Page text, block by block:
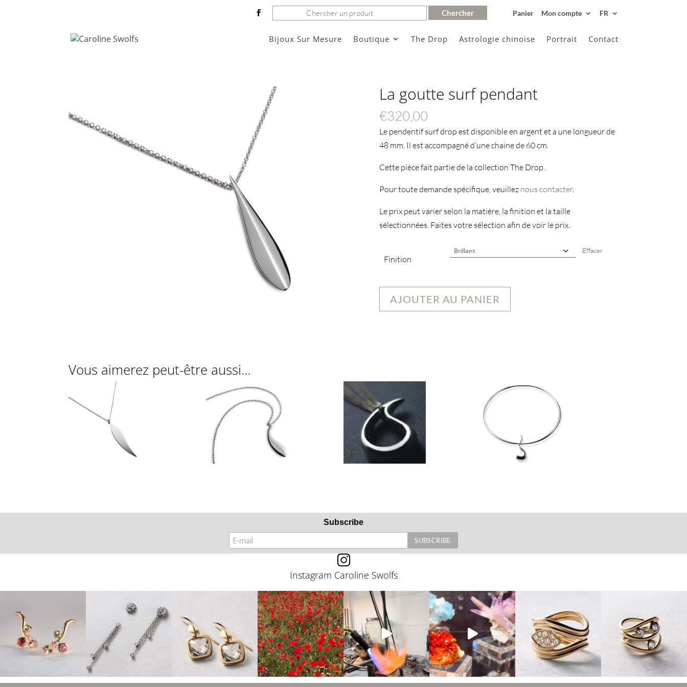
Rechercher:
Panier Mon compte FR
Bijoux Sur Mesure Boutique The Drop Astrologie chinoise Portrait Contact
La goutte surf pendant
€320,00
Le pendentif surf drop est disponible en argent et a une longueur de
48 mm. Il est accompagné d’une chaine de 60 cm.
Cette pièce fait partie de la collection The Drop.
Pour toute demande spécifique, veuillez nous contacter.
Le prix peut varier selon la matière, la finition et la taille
sélectionnées. Faites votre sélection afin de voir le prix.
Finition
Effacer
AJOUTER AU PANIER
Vous aimerez peut-être aussi…
Subscribe
Instagram Caroline Swolfs